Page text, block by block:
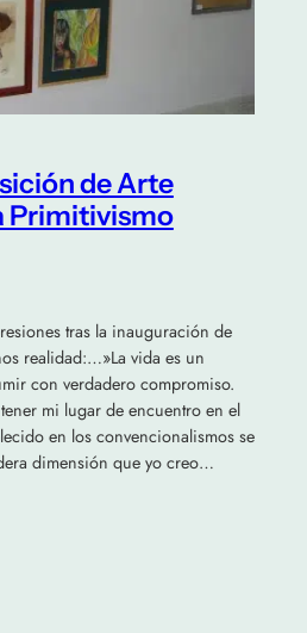
de Arte
Primitivismo
tras la inauguración de
realidad:…»La vida es un
con verdadero compromiso.
mi lugar de encuentro en el
en los convencionalismos se
dimensión que yo creo…